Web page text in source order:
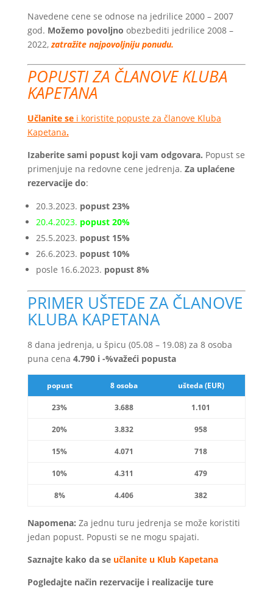
Navedene cene se odnose na jedrilice 2000 – 2007
god. Možemo povoljno obezbediti jedrilice 2008 –
2022, zatražite najpovoljniju ponudu.
POPUSTI ZA ČLANOVE KLUBA
KAPETANA
Učlanite sei koristite popuste za članove Kluba
Kapetana.
Izaberite sami popust koji vam odgovara. Popust se
primenjuje na redovne cene jedrenja. Za uplaćene
rezervacije do:
20.3.2023. popust 23%
20.4.2023. popust 20%
25.5.2023. popust 15%
26.6.2023. popust 10%
posle 16.6.2023. popust 8%
PRIMER UŠTEDE ZA ČLANOVE
KLUBA KAPETANA
8 dana jedrenja, u špicu (05.08 – 19.08) za 8 osoba
puna cena 4.790 i -%važeći popusta
popust 8 osoba ušteda (EUR)
23% 3.688 1.101
20% 3.832 958
15% 4.071 718
10% 4.311 479
8% 4.406 382
Napomena: Za jednu turu jedrenja se može koristiti
jedan popust. Popusti se ne mogu spajati.
Saznajte kako da se učlanite u Klub Kapetana
Pogledajte način rezervacije i realizacijeture